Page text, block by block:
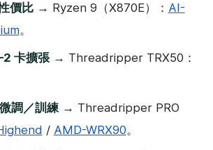
價比→ Ryzen 9（X870E）： AI-
。
卡擴張→ Threadripper TRX50：
調／訓練→ Threadripper PRO
/ AMD-WRX90。